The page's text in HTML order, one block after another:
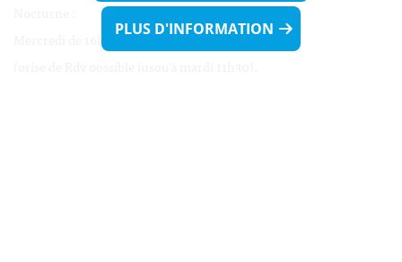
Mercredi de 16h00 - 18h45 uniquement sur Rdv
PLUS D'INFORMATION